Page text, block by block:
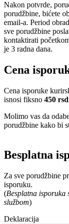
Nakon potvrde,
porudžbine, bićete
email-a. Period
sve porudžbine
kontaktirati
je 3 radna dana.
Cena
Cena isporuke
isnosi fiksno 450 rsd
Molimo vas da
porudžbine kako bi
Besplatna
Za sve porudžbine
isporuku.
(Besplatna isporuka
službom)
Deklaracija